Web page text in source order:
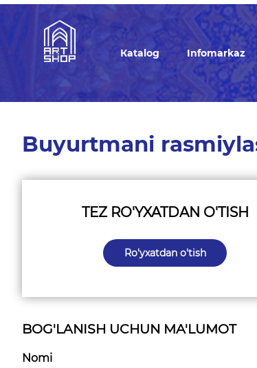
Кatalog Infomarkaz
Buyurtmani
TEZ RO'YXATDAN O'TISH
Ro'yxatdan o'tish
BOG'LANISH UCHUN MA'LUMOT
Nomi